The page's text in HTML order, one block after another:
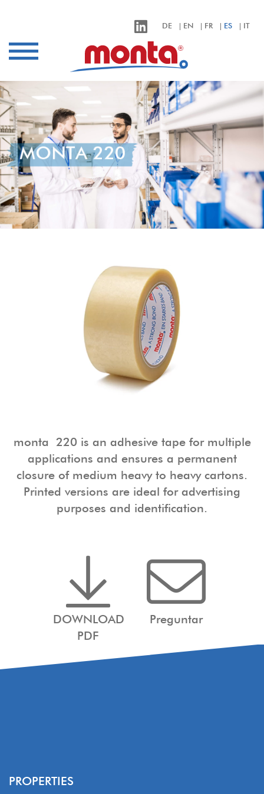
Calidad
Empresa
Contacto
DE EN FR ES IT
MONTA 220
monta 220 is an adhesive tape for multiple
applications and ensures a permanent
closure of medium heavy to heavy cartons.
Printed versions are ideal for advertising
purposes and identification.
DOWNLOAD
PDF
Preguntar
PROPERTIES